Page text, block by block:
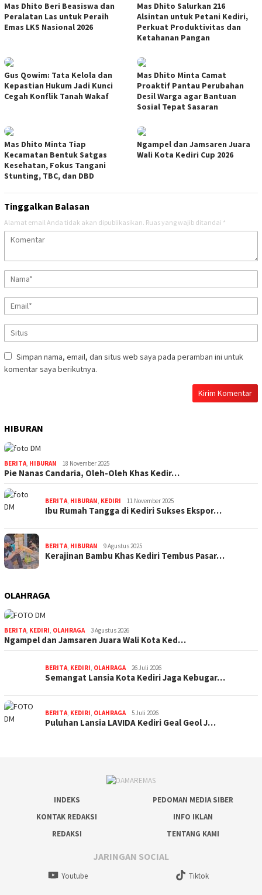
Mas Dhito Beri Beasiswa dan
Peralatan Las untuk Peraih
Emas LKS Nasional 2026
Mas Dhito Salurkan 216
Alsintan untuk Petani Kediri,
Perkuat Produktivitas dan
Ketahanan Pangan
Gus Qowim: Tata Kelola dan
Kepastian Hukum Jadi Kunci
Cegah Konflik Tanah Wakaf
Mas Dhito Minta Camat
Proaktif Pantau Perubahan
Desil Warga agar Bantuan
Sosial Tepat Sasaran
Mas Dhito Minta Tiap
Kecamatan Bentuk Satgas
Kesehatan, Fokus Tangani
Stunting, TBC, dan DBD
Ngampel dan Jamsaren Juara
Wali Kota Kediri Cup 2026
Tinggalkan Balasan
Alamat email Anda tidak akan dipublikasikan. Ruas yang wajib ditandai *
Simpan nama, email, dan situs web saya pada peramban ini untuk
komentar saya berikutnya.
HIBURAN
BERITA, HIBURAN 18 November 2025
Pie Nanas Candaria, Oleh-Oleh Khas Kedir…
BERITA, HIBURAN, KEDIRI 11 November 2025
Ibu Rumah Tangga di Kediri Sukses Ekspor…
BERITA, HIBURAN 9 Agustus 2025
Kerajinan Bambu Khas Kediri Tembus Pasar…
OLAHRAGA
BERITA, KEDIRI, OLAHRAGA 3 Agustus 2026
Ngampel dan Jamsaren Juara Wali Kota Ked…
BERITA, KEDIRI, OLAHRAGA 26 Juli 2026
Semangat Lansia Kota Kediri Jaga Kebugar…
BERITA, KEDIRI, OLAHRAGA 5 Juli 2026
Puluhan Lansia LAVIDA Kediri Geal Geol J…
INDEKS
PEDOMAN MEDIA SIBER
KONTAK REDAKSI
INFO IKLAN
REDAKSI
TENTANG KAMI
JARINGAN SOCIAL
Youtube Tiktok